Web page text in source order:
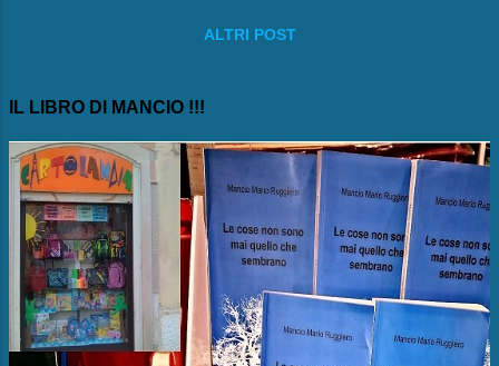
ALTRI POST
IL LIBRO DI MANCIO !!!